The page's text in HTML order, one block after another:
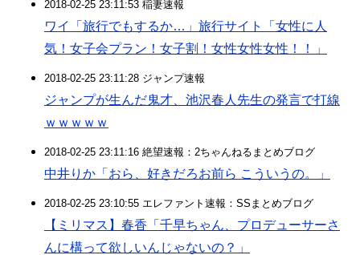
2018-02-25 23:11:53 稲妻速報
ワイ「旅行でもするか…」旅行サイト「女性に人
気！女子会プラン！女子割！女性女性女性！！」
2018-02-25 23:11:28 ジャンプ速報
ジャンプが生んだ鬼才、池沢春人先生の発言で打線
ｗｗｗｗｗ
2018-02-25 23:11:16 絶望速報：2ちゃんねるまとめブログ
中井りか「おら、好きだろお前ら こういうの。」
2018-02-25 23:10:55 エレファント速報：SSまとめブログ
【ミリマス】春香「千早ちゃん、プロデューサーさ
んに構って欲しいんじゃないの？」